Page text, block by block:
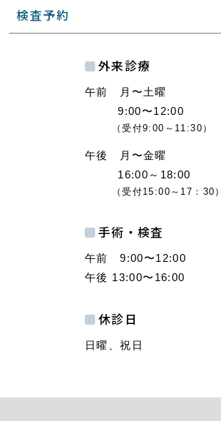
検査予約
外来診療
午前 月〜土曜
9:00〜12:00
（受付9:00～11:30）
午後 月〜金曜
16:00～18:00
（受付15:00～17：30）
手術・検査
午前 9:00〜12:00
午後 13:00〜16:00
休診日
日曜、祝日